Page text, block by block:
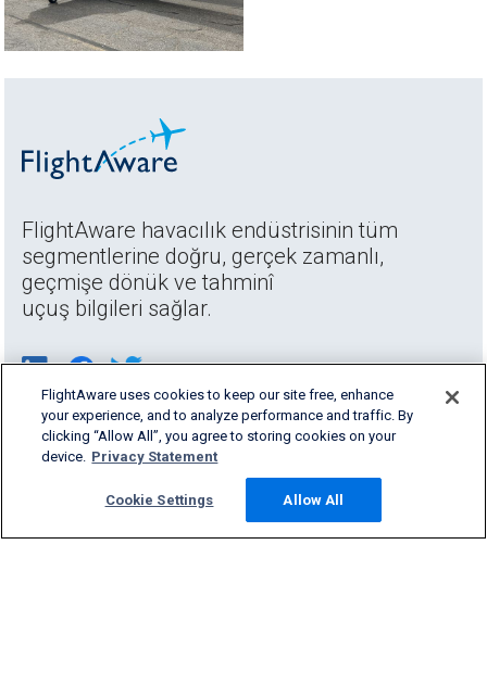
FlightAware havacılık endüstrisinin tüm
segmentlerine doğru, gerçek zamanlı,
geçmişe dönük ve tahminî
uçuş bilgileri sağlar.
FlightAware uses cookies to keep our site free, enhance
your experience, and to analyze performance and traffic. By
clicking “Allow All”, you agree to storing cookies on your
device. Privacy Statement
Cookie Settings Allow All